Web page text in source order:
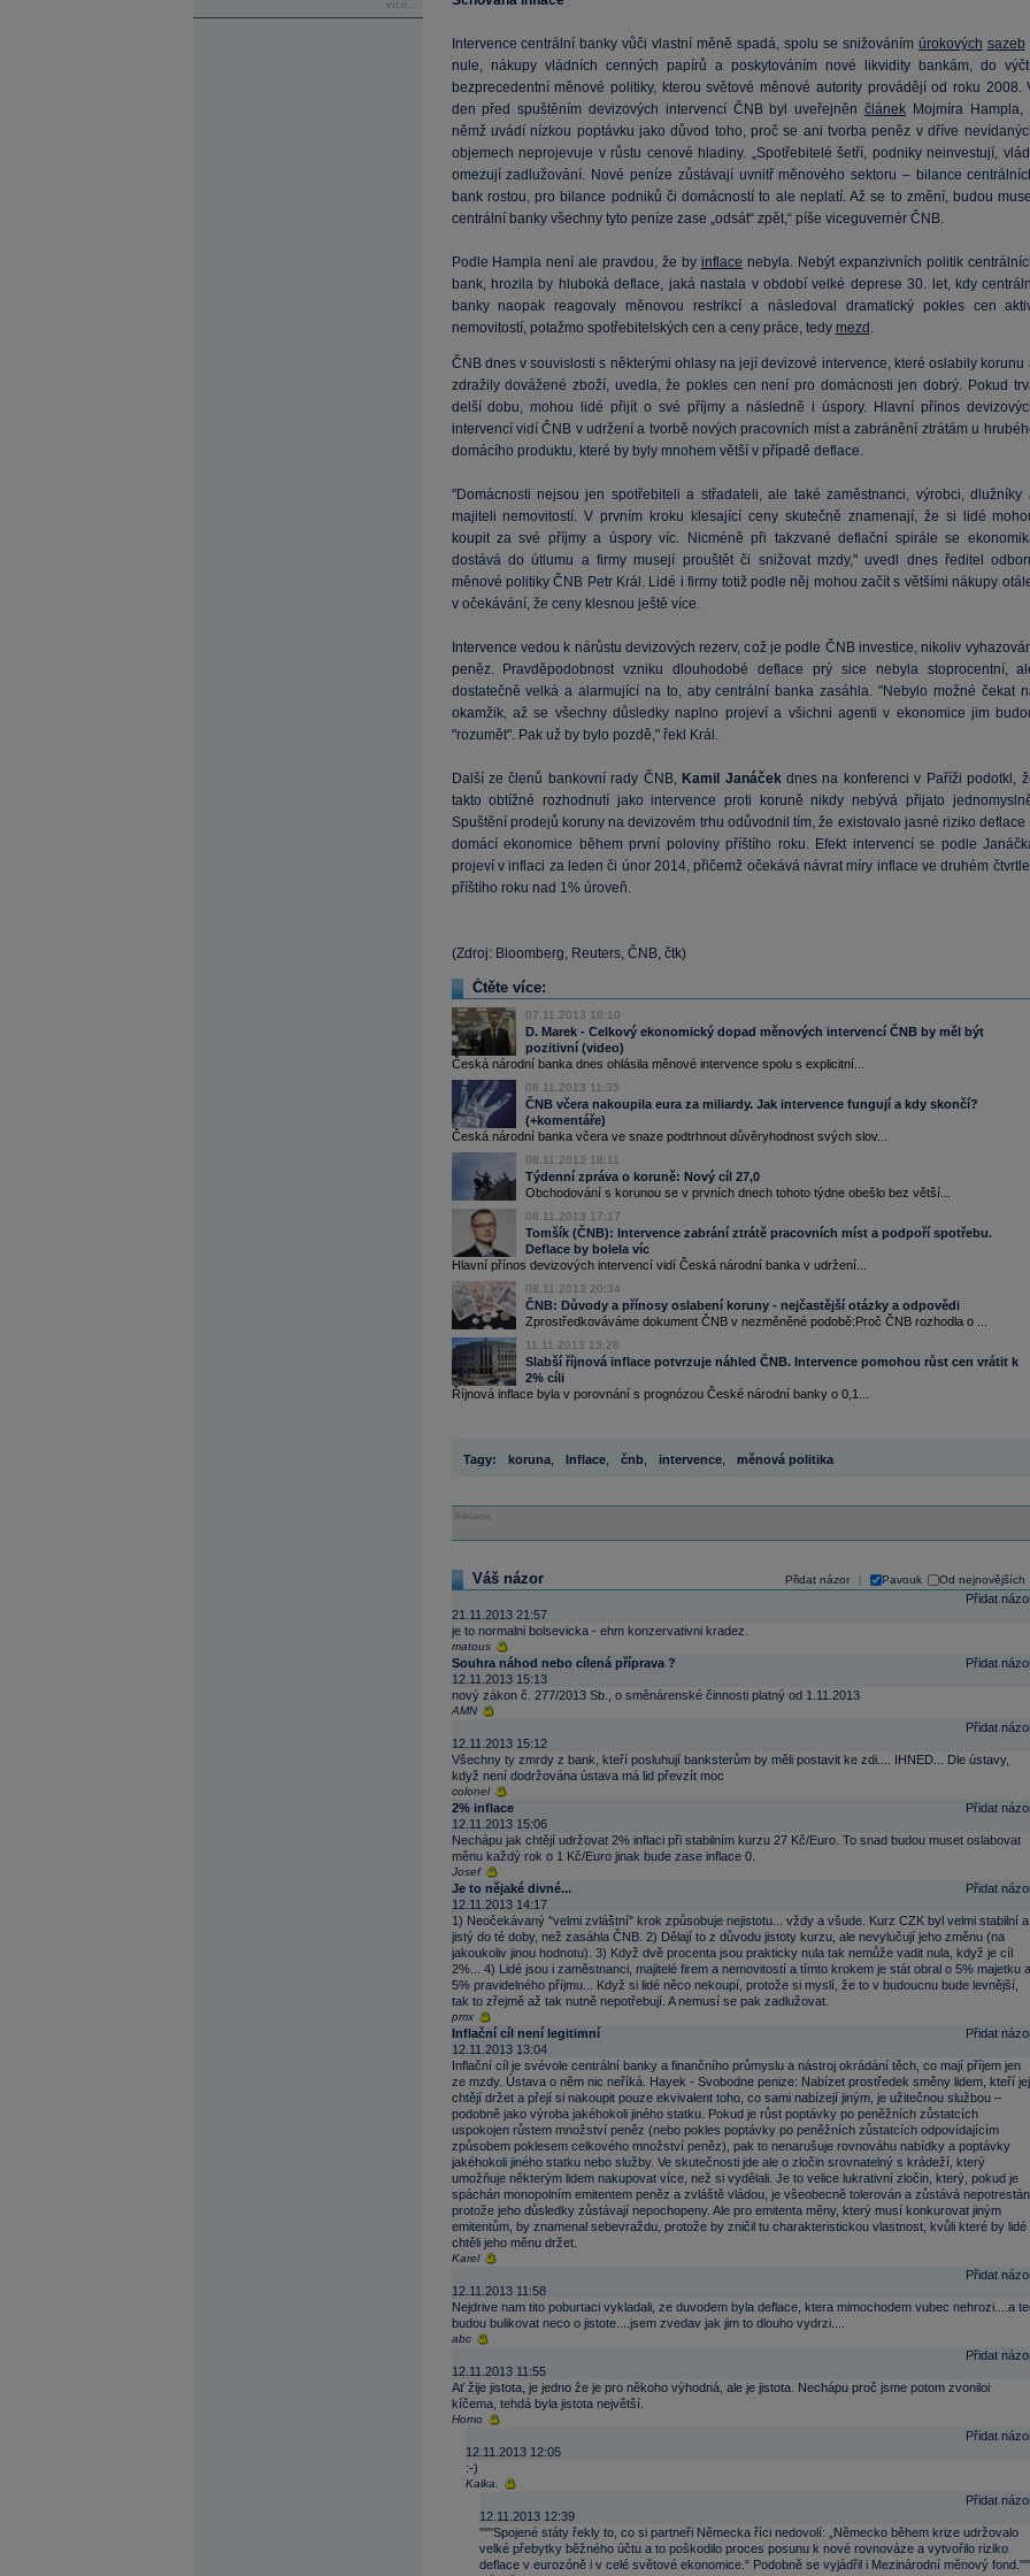
více...
Intervence centrální banky vůči vlastní měně spadá, spolu se snižováním úrokových sazeb
nule, nákupy vládních cenných papírů a poskytováním nové likvidity bankám, do
bezprecedentní měnové politiky, kterou světové měnové autority provádějí od roku 2008.
den před spuštěním devizových intervencí ČNB byl uveřejněnčlánek Mojmíra Hampla,
němž uvádí nízkou poptávku jako důvod toho, proč se ani tvorba peněz v dříve
objemech neprojevuje v růstu cenové hladiny. „Spotřebitelé šetří, podniky neinvestují,
omezují zadlužování. Nové peníze zůstávají uvnitř měnového sektoru – bilance
bank rostou, pro bilance podniků či domácností to ale neplatí. Až se to změní, budou
centrální banky všechny tyto peníze zase „odsát“ zpět,“ píše viceguvernér ČNB.
Podle Hampla není ale pravdou, že by inflace nebyla. Nebýt expanzivních politik
bank, hrozila by hluboká deflace, jaká nastala v období velké deprese 30. let, kdy
banky naopak reagovaly měnovou restrikcí a následoval dramatický pokles cen
nemovitostí, potažmo spotřebitelských cen a ceny práce, tedy mezd .
ČNB dnes v souvislosti s některými ohlasy na její devizové intervence, které oslabily korunu
zdražily dovážené zboží, uvedla, že pokles cen není pro domácnosti jen dobrý. Pokud
delší dobu, mohou lidé přijít o své příjmy a následně i úspory. Hlavní přínos
intervencí vidí ČNB v udržení a tvorbě nových pracovních míst a zabránění ztrátám u
domácího produktu, které by byly mnohem větší v případě deflace.
"Domácnosti nejsou jen spotřebiteli a střadateli, ale také zaměstnanci, výrobci, dlužníky
majiteli nemovitostí. V prvním kroku klesající ceny skutečně znamenají, že si lidé
koupit za své příjmy a úspory víc. Nicméně při takzvané deflační spirále se
dostává do útlumu a firmy musejí prouštět či snižovat mzdy," uvedl dnes ředitel
měnové politiky ČNB Petr Král. Lidé i firmy totiž podle něj mohou začít s většími nákupy
v očekávání, že ceny klesnou ještě více.
Intervence vedou k nárůstu devizových rezerv, což je podle ČNB investice, nikoliv
peněz. Pravděpodobnost vzniku dlouhodobé deflace prý sice nebyla stoprocentní,
dostatečně velká a alarmující na to, aby centrální banka zasáhla. "Nebylo možné čekat
okamžik, až se všechny důsledky naplno projeví a všichni agenti v ekonomice jim
"rozumět". Pak už by bylo pozdě," řekl Král.
Další ze členů bankovní rady ČNB, Kamil Janáčekdnes na konferenci v Paříži podotkl,
takto obtížné rozhodnutí jako intervence proti koruně nikdy nebývá přijato
Spuštění prodejů koruny na devizovém trhu odůvodnil tím, že existovalo jasné riziko deflace
domácí ekonomice během první poloviny příštího roku. Efekt intervencí se podle
projeví v inflaci za leden či únor 2014, přičemž očekává návrat míry inflace ve druhém
příštího roku nad 1% úroveň.
(Zdroj: Bloomberg, Reuters, ČNB, čtk)
Čtěte více:
07.11.2013 18:10
D. Marek - Celkový ekonomický dopad měnových intervencí ČNB by měl být
pozitivní (video)
Česká národní banka dnes ohlásila měnové intervence spolu s explicitní...
08.11.2013 11:35
ČNB včera nakoupila eura za miliardy. Jak intervence fungují a kdy skončí?
(+komentáře)
Česká národní banka včera ve snaze podtrhnout důvěryhodnost svých slov...
08.11.2013 18:11
Týdenní zpráva o koruně: Nový cíl 27,0
Obchodování s korunou se v prvních dnech tohoto týdne obešlo bez větší...
08.11.2013 17:17
Tomšík (ČNB): Intervence zabrání ztrátě pracovních míst a podpoří spotřebu.
Deflace by bolela víc
Hlavní přínos devizových intervencí vidí Česká národní banka v udržení...
08.11.2013 20:34
ČNB: Důvody a přínosy oslabení koruny - nejčastější otázky a odpovědi
Zprostředkováváme dokument ČNB v nezměněné podobě:Proč ČNB rozhodla o ...
11.11.2013 13:28
Slabší říjnová inflace potvrzuje náhled ČNB. Intervence pomohou růst cen vrátit k
2% cíli
Říjnová inflace byla v porovnání s prognózou České národní banky o 0,1...
Tagy: koruna, Inflace, čnb, intervence, měnová politika
Reklama
Přidat názor Pavouk Od nejnovějších
Váš názor
Přidat
21.11.2013 21:57
je to normalni bolsevicka - ehm konzervativni kradez.
matous
Přidat
Souhra náhod nebo cílená příprava ?
12.11.2013 15:13
nový zákon č. 277/2013 Sb., o směnárenské činnosti platný od 1.11.2013
AMN
Přidat
12.11.2013 15:12
Všechny ty zmrdy z bank, kteří posluhují banksterům by měli postavit ke zdi.... IHNED... Dle ústavy,
když není dodržována ústava má lid převzít moc
colonel
Přidat
2% inflace
12.11.2013 15:06
Nechápu jak chtějí udržovat 2% inflaci při stabilním kurzu 27 Kč/Euro. To snad budou muset oslabovat
měnu každý rok o 1 Kč/Euro jinak bude zase inflace 0.
Josef
Přidat
Je to nějaké divné...
12.11.2013 14:17
1) Neočekávaný "velmi zvláštní" krok způsobuje nejistotu... vždy a všude. Kurz CZK byl velmi stabilní a
jistý do té doby, než zasáhla ČNB. 2) Dělají to z důvodu jistoty kurzu, ale nevylučují jeho změnu (na
jakoukoliv jinou hodnotu). 3) Když dvě procenta jsou prakticky nula tak nemůže vadit nula, když je cíl
2%... 4) Lidé jsou i zaměstnanci, majitelé firem a nemovitostí a tímto krokem je stát obral o 5% majetku a
5% pravidelného příjmu... Když si lidé něco nekoupí, protože si myslí, že to v budoucnu bude levnější,
tak to zřejmě až tak nutně nepotřebují. A nemusí se pak zadlužovat.
pmx
Přidat
Inflační cíl není legitimní
12.11.2013 13:04
Inflační cíl je svévole centrální banky a finančního průmyslu a nástroj okrádání těch, co mají příjem jen
ze mzdy. Ústava o něm nic neříká. Hayek - Svobodne penize: Nabízet prostředek směny lidem, kteří jej
chtějí držet a přejí si nakoupit pouze ekvivalent toho, co sami nabízejí jiným, je užitečnou službou –
podobně jako výroba jakéhokoli jiného statku. Pokud je růst poptávky po peněžních zůstatcích
uspokojen růstem množství peněz (nebo pokles poptávky po peněžních zůstatcích odpovídajícím
způsobem poklesem celkového množství peněz), pak to nenarušuje rovnováhu nabídky a poptávky
jakéhokoli jiného statku nebo služby. Ve skutečnosti jde ale o zločin srovnatelný s krádeží, který
umožňuje některým lidem nakupovat více, než si vydělali. Je to velice lukrativní zločin, který, pokud je
spáchán monopolním emitentem peněz a zvláště vládou, je všeobecně tolerován a zůstává nepotrestán,
protože jeho důsledky zůstávají nepochopeny. Ale pro emitenta měny, který musí konkurovat jiným
emitentům, by znamenal sebevraždu, protože by zničil tu charakteristickou vlastnost, kvůli které by lidé
chtěli jeho měnu držet.
Karel
Přidat
12.11.2013 11:58
Nejdrive nam tito poburtaci vykladali, ze duvodem byla deflace, ktera mimochodem vubec nehrozi....a
budou bulikovat neco o jistote....jsem zvedav jak jim to dlouho vydrzi....
abc
Přidat
12.11.2013 11:55
Ať žije jistota, je jedno že je pro někoho výhodná, ale je jistota. Nechápu proč jsme potom zvoniloi
kíčema, tehdá byla jistota největší.
Homo
Přidat
12.11.2013 12:05
:-)
Kalka.
Přidat
12.11.2013 12:39
"""Spojené státy řekly to, co si partneři Německa říci nedovolí: „Německo během krize udržovalo
velké přebytky běžného účtu a to poškodilo proces posunu k nové rovnováze a vytvořilo riziko
deflace v eurozóně i v celé světové ekonomice.“ Podobně se vyjádřil i Mezinárodní měnový